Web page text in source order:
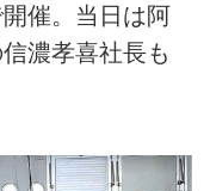
催。当日は阿
濃孝喜社長も